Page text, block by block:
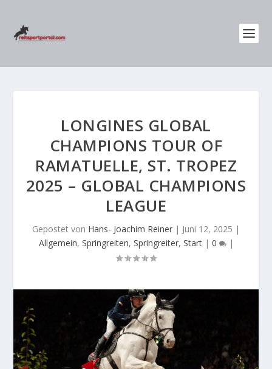
LONGINES GLOBAL
CHAMPIONS TOUR OF
RAMATUELLE, ST. TROPEZ
2025 – GLOBAL CHAMPIONS
LEAGUE
Gepostet von Hans- Joachim Reiner | Juni 12, 2025 |
Allgemein, Springreiten, Springreiter, Start| 0 |